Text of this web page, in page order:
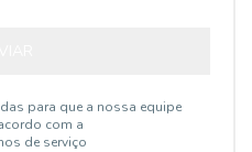
para que a nossa equipe
com a
de serviço